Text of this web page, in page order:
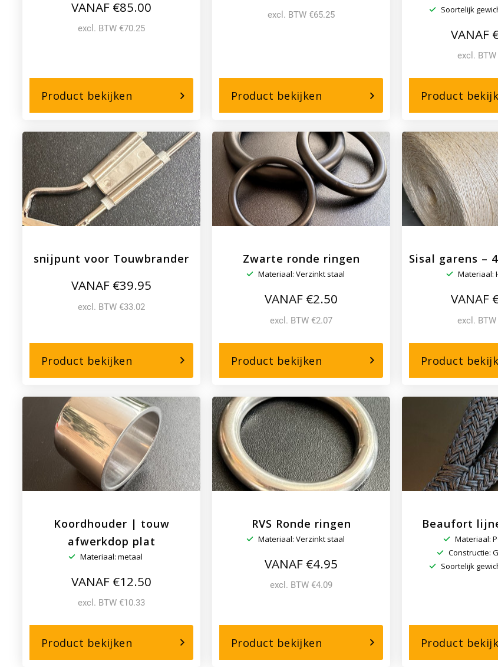
VANAF €85.00
excl. BTW €70.25
Product bekijken
Touwfenders
excl. BTW €65.25
Product bekijken
accu
voor
touwbrander
Soortelijk
VANAF
excl.
Product
snijpunt voor Touwbrander
VANAF €39.95
excl. BTW €33.02
Product bekijken
snijpunt
voor
Touwbrander
Zwarte ronde ringen
Materiaal: Verzinkt staal
VANAF €2.50
excl. BTW €2.07
Product bekijken
Zwarte
ronde
ringen
Sisal garens –
Materiaal:
VANAF
excl.
Product
Koordhouder | touw
afwerkdop plat
Materiaal: metaal
VANAF €12.50
excl. BTW €10.33
Product bekijken
Koordhouder
RVS Ronde ringen
Materiaal: Verzinkt staal
VANAF €4.95
excl. BTW €4.09
Product bekijken
RVS
Beaufort
Materiaal:
Constructie:
Soortelijk
Product